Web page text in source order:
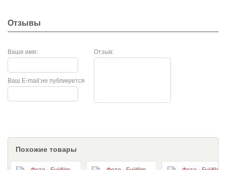
Отзывы
Ваше имя: Отзыв:
не публикуется
Ваш E-mail:
Похожие товары